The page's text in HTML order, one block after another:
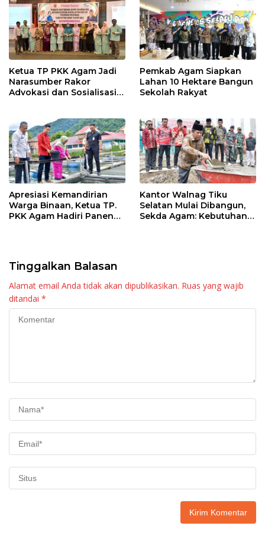
k p
Ketua TP PKK Agam Jadi
Narasumber Rakor
Advokasi dan Sosialisasi
Pemkab Agam Siapkan
Lahan 10 Hektare Bangun
Sekolah Rakyat
Apresiasi Kemandirian
Warga Binaan, Ketua TP.
PKK Agam Hadiri Panen
Kantor Walnag Tiku
Selatan Mulai Dibangun,
Sekda Agam: Kebutuhan
Tinggalkan Balasan
Alamat email Anda tidak akan dipublikasikan. Ruas yang wajib
ditandai *